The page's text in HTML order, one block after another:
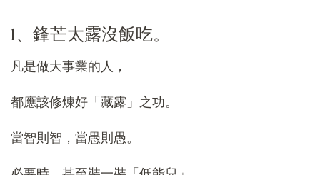
1、鋒芒太露沒飯吃。
凡是做大事業的人，
都應該修煉好「藏露」之功。
當智則智，當愚則愚。